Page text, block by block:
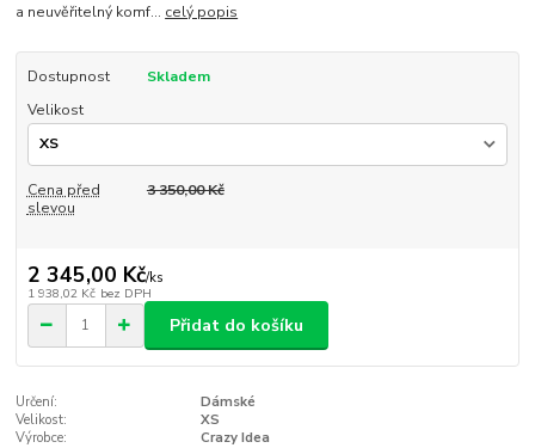
a neuvěřitelný komf... celý popis
Dostupnost
Skladem
Velikost
Cena před
slevou
3 350,00 Kč
2 345,00 Kč/ks
1 938,02 Kč bez DPH
Přidat do košíku
Určení:
Dámské
Velikost:
XS
Výrobce:
Crazy Idea